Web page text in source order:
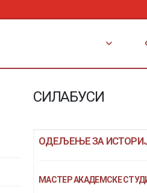
СИЛАБУСИ
ОДЕЉЕЊЕ ЗА
МАСТЕР АКАДЕМСКЕ